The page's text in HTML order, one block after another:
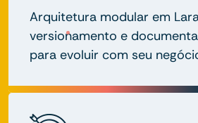
Arquitetura modular em
versionamento e
para evoluir com seu